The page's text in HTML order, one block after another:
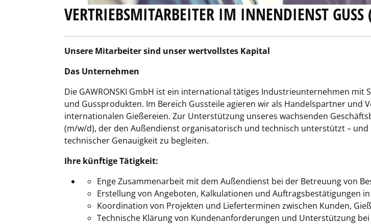
VERTRIEBSMITARBEITER IM INNENDIENST
Unsere Mitarbeiter sind unser wertvollstes Kapital
Das Unternehmen
Die GAWRONSKI GmbH ist ein international tätiges Industrieunternehmen
und Gussprodukten. Im Bereich Gussteile agieren wir als Handelspartner und
internationalen Gießereien. Zur Unterstützung unseres wachsenden
(m/w/d), der den Außendienst organisatorisch und technisch unterstützt –
technischer Genauigkeit zu begleiten.
Ihre künftige Tätigkeit:
Enge Zusammenarbeit mit dem Außendienst bei der Betreuung von
Erstellung von Angeboten, Kalkulationen und Auftragsbestätigungen
Koordination von Projekten und Lieferterminen zwischen Kunden,
Technische Klärung von Kundenanforderungen und Unterstützung